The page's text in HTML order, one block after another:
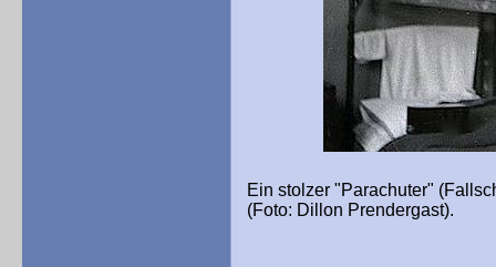
Ein stolzer "Parachuter"
(Foto: Dillon Prendergast).